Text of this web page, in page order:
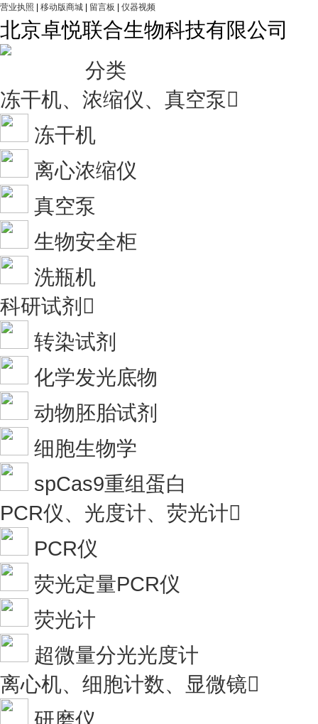
营业执照 移动版商城 留言板 仪器视频
北京卓悦联合生物科技有限公司
分类
冻干机、浓缩仪、真空泵
冻干机
离心浓缩仪
真空泵
生物安全柜
洗瓶机
科研试剂 
转染试剂
化学发光底物
动物胚胎试剂
细胞生物学
spCas9重组蛋白
PCR仪、光度计、荧光计
PCR仪
荧光定量PCR仪
荧光计
超微量分光光度计
离心机、细胞计数、显微镜